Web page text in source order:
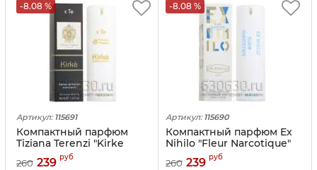
-8.08 %
Артикул: 115691
Компактный парфюм
Tiziana Terenzi "Kirke
Extrait de Parfum" 45 ml
260 239 руб
-8.08 %
Артикул: 115690
Компактный парфюм Ex
Nihilo "Fleur Narcotique"
260 239 руб